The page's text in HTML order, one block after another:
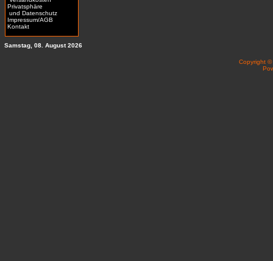
Privatsphäre
und Datenschutz
Impressum/AGB
Kontakt
Samstag, 08. August 2026
Copyright